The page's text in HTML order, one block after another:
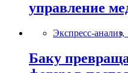
управление
Экспресс-анализ,
Баку